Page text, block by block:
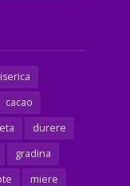
cacao
durere
gradina
miere